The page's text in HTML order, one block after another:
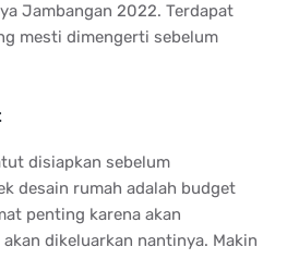
Jambangan 2022. Terdapat
mesti dimengerti sebelum
disiapkan sebelum
desain rumah adalah budget
penting karena akan
dikeluarkan nantinya. Makin